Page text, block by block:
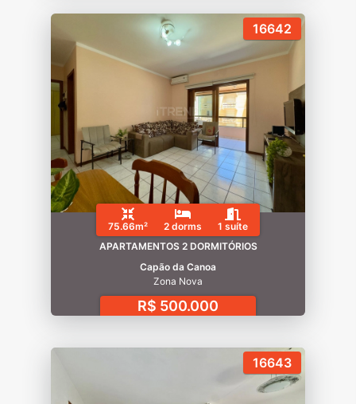
16642
75.66m² 2 dorms
1 suíte
APARTAMENTOS 2 DORMITÓRIOS
Capão da Canoa
Zona Nova
R$ 500.000
16643